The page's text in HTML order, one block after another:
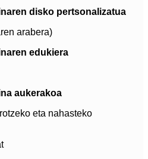
disko pertsonalizatua
arabera)
edukiera
aukerakoa
eta nahasteko